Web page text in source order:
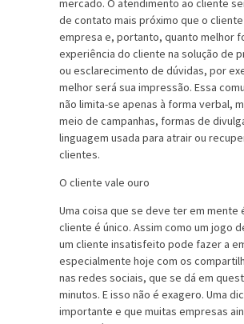
mercado. O atendimento ao cliente
de contato mais próximo que o
empresa e, portanto, quanto melhor
experiência do cliente na solução de
ou esclarecimento de dúvidas, por
melhor será sua impressão. Essa
não limita-se apenas à forma verbal,
meio de campanhas, formas de
linguagem usada para atrair ou
clientes.
O cliente vale ouro
Uma coisa que se deve ter em mente
cliente é único. Assim como um jogo
um cliente insatisfeito pode fazer a
especialmente hoje com os
nas redes sociais, que se dá em
minutos. E isso não é exagero. Uma
importante e que muitas empresas